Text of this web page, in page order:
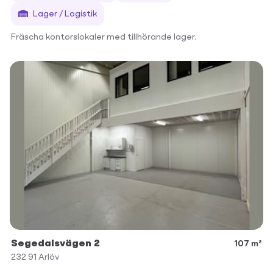
Lager / Logistik
Fräscha kontorslokaler med tillhörande lager.
Segedalsvägen 2
107 m²
232 91 Arlöv